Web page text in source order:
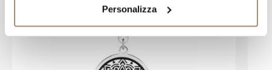
Personalizza